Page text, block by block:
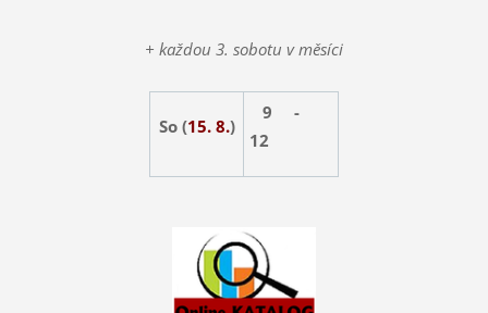
+ každou 3. sobotu v měsíci
So (15. 8.)
9 -
12